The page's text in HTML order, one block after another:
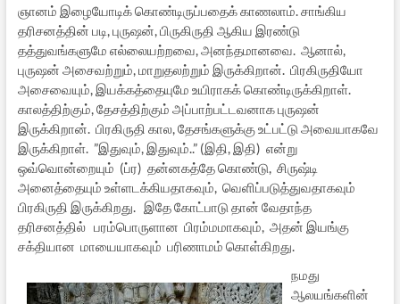
ஞானம் இழையோடிக் கொண்டிருப்பதைக் காணலாம். சாங்கிய
தரிசனத்தின் படி, புருஷன், பிருகிருதி ஆகிய இரண்டு
தத்துவங்களுமே எல்லையற்றவை, அனந்தமானவை. ஆனால்,
புருஷன் அசைவற்றும், மாறுதலற்றும் இருக்கிறான். பிரகிருதியோ
அசைவையும், இயக்கத்தையுமே உயிராகக் கொண்டிருக்கிறாள்.
காலத்திற்கும், தேசத்திற்கும் அப்பாற்பட்டவனாக புருஷன்
இருக்கிறான். பிரகிருதி கால, தேசங்களுக்கு உட்பட்டு அவையாகவே
இருக்கிறாள். ”இதுவும், இதுவும்..” (இதி, இதி) என்று
ஒவ்வொன்றையும் (ப்ர) தன்னகத்தே கொண்டு, சிருஷ்டி
அனைத்தையும் உள்ளடக்கியதாகவும், வெளிப்படுத்துவதாகவும்
பிரகிருதி இருக்கிறது. இதே கோட்பாடு தான் வேதாந்த
தரிசனத்தில் பரம்பொருளான பிரம்மமாகவும், அதன் இயங்கு
சக்தியான மாயையாகவும் பரிணாமம் கொள்கிறது.
நமது
ஆலயங்களின்